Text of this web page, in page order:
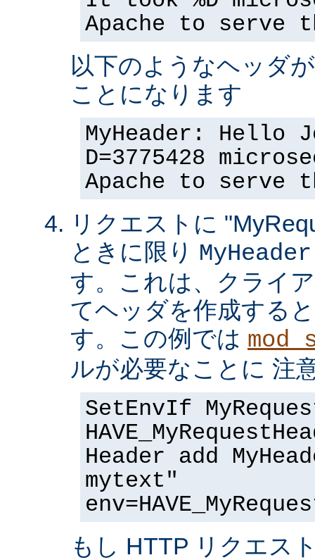
Apache to serve
以下のようなヘッダ
ことになります
MyHeader: Hello
D=3775428
Apache to serve
リクエストに
ときに限り MyHeader
す。これは、クライ
てヘッダを作成する
す。この例では
ルが必要なことに 注
SetEnvIf
Header add
mytext"
もし HTTP リクエス